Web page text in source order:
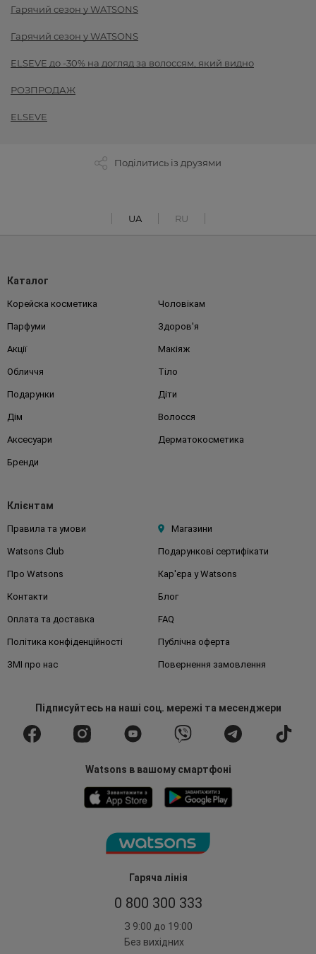
Гарячий сезон у WATSONS
Гарячий сезон у WATSONS
ELSEVE до -30% на догляд за волоссям, який видно
РОЗПРОДАЖ
ELSEVE
Поділитись із друзями
UA RU
Гаряча лінія
0 800 300 333
З 9:00 до 19:00
Без вихідних
Каталог
Корейска косметика Чоловікам
Парфуми Здоров'я
Акції Макіяж
Обличчя Тіло
Подарунки Діти
Дім Волосся
Аксесуари Дерматокосметика
Бренди
Клієнтам
Правила та умови Магазини
Watsons Club Подарункові сертифікати
Про Watsons Кар'єра у Watsons
Контакти Блог
Оплата та доставка FAQ
Політика конфіденційності Публічна оферта
ЗМІ про нас Повернення замовлення
Підписуйтесьна наші соц. мережі та месенджери
Watsons в вашому смартфоні